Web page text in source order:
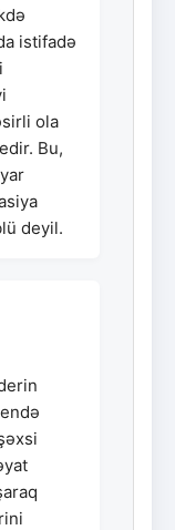
istifadə
ola
Bu,
deyil.